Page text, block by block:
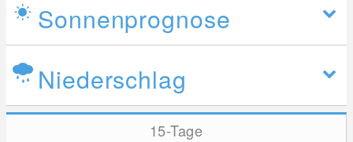
Sonnenprognose
Niederschlag
15-Tage